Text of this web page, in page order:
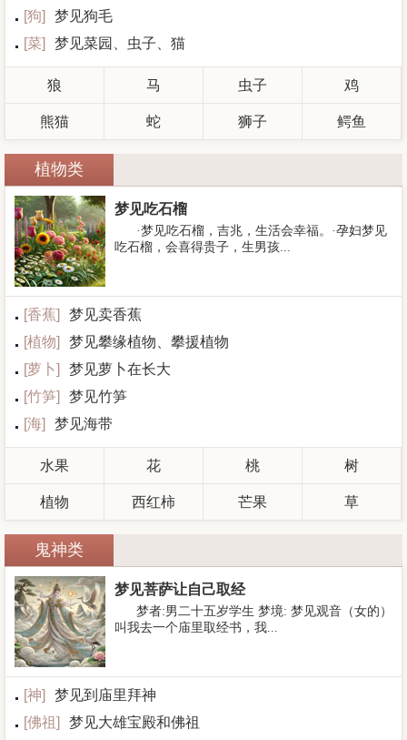
[狗]
梦见狗毛
[菜] 梦见菜园、虫子、猫
狼 马 虫子 鸡
熊猫 蛇 狮子 鳄鱼
植物类
梦见吃石榴
·梦见吃石榴，吉兆，生活会幸福。·孕妇梦见
吃石榴，会喜得贵子，生男孩...
[香蕉]
梦见卖香蕉
[植物]
梦见攀缘植物、攀援植物
[萝卜]
梦见萝卜在长大
[竹笋]
梦见竹笋
[海] 梦见海带
水果 花 桃 树
植物 西红柿 芒果 草
鬼神类
梦见菩萨让自己取经
梦者:男二十五岁学生 梦境: 梦见观音（女的）
叫我去一个庙里取经书，我...
[神]
梦见到庙里拜神
[佛祖]
梦见大雄宝殿和佛祖